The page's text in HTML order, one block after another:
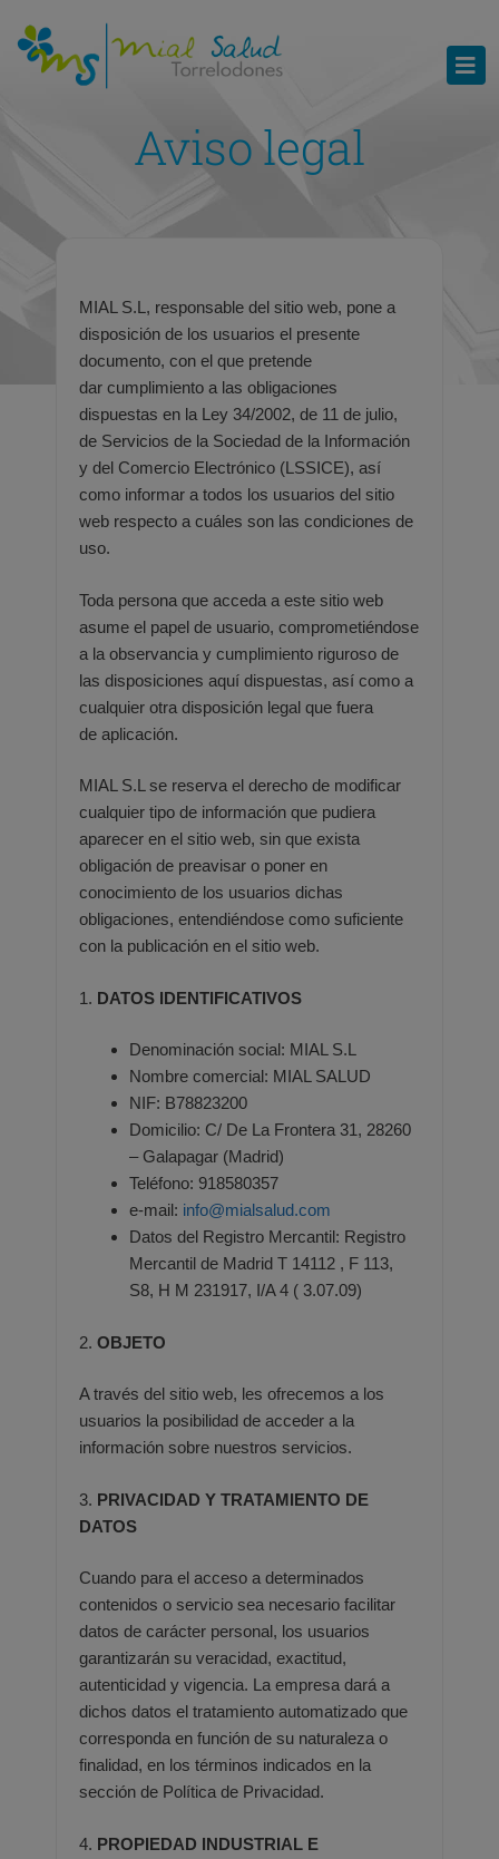
Aviso legal
MIAL S.L, responsable del sitio web, pone a
disposición de los usuarios el presente
documento, con el que pretende
dar cumplimiento a las obligaciones
dispuestas en la Ley 34/2002, de 11 de julio,
de Servicios de la Sociedad de la Información
y del Comercio Electrónico (LSSICE), así
como informar a todos los usuarios del sitio
web respecto a cuáles son las condiciones de
uso.
Toda persona que acceda a este sitio web
asume el papel de usuario, comprometiéndose
a la observancia y cumplimiento riguroso de
las disposiciones aquí dispuestas, así como a
cualquier otra disposición legal que fuera
de aplicación.
MIAL S.L se reserva el derecho de modificar
cualquier tipo de información que pudiera
aparecer en el sitio web, sin que exista
obligación de preavisar o poner en
conocimiento de los usuarios dichas
obligaciones, entendiéndose como suficiente
con la publicación en el sitio web.
1. DATOS IDENTIFICATIVOS
Denominación social: MIAL S.L
Nombre comercial: MIAL SALUD
NIF: B78823200
Domicilio: C/ De La Frontera 31, 28260
– Galapagar (Madrid)
Teléfono: 918580357
e-mail: info@mialsalud.com
Datos del Registro Mercantil: Registro
Mercantil de Madrid T 14112 , F 113,
S8, H M 231917, I/A 4 ( 3.07.09)
2. OBJETO
A través del sitio web, les ofrecemos a los
usuarios la posibilidad de acceder a la
información sobre nuestros servicios.
3. PRIVACIDAD Y TRATAMIENTO DE
DATOS
Cuando para el acceso a determinados
contenidos o servicio sea necesario facilitar
datos de carácter personal, los usuarios
garantizarán su veracidad, exactitud,
autenticidad y vigencia. La empresa dará a
dichos datos el tratamiento automatizado que
corresponda en función de su naturaleza o
finalidad, en los términos indicados en la
sección de Política de Privacidad.
4. PROPIEDAD INDUSTRIAL E